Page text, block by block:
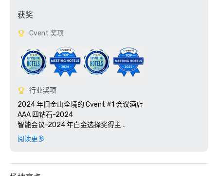
获奖
Cvent 奖项
行业奖项
2024 年旧金山全境的 Cvent #1 会议酒店
AAA 四钻石-2024
智能会议-2024 年白金选择奖得主
Travel + Leisure 的 2025 年世界最佳大奖
员”
阅读更多